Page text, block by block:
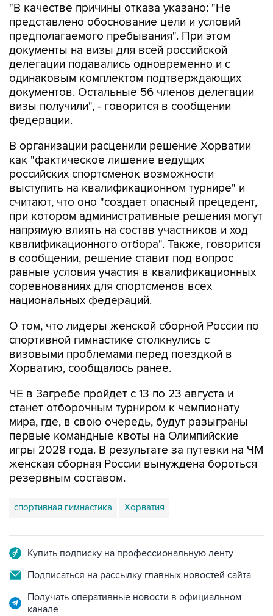
"В качестве причины отказа указано: "Не
представлено обоснование цели и условий
предполагаемого пребывания". При этом
документы на визы для всей российской
делегации подавались одновременно и с
одинаковым комплектом подтверждающих
документов. Остальные 56 членов делегации
визы получили", - говорится в сообщении
федерации.
В организации расценили решение Хорватии
как "фактическое лишение ведущих
российских спортсменок возможности
выступить на квалификационном турнире" и
считают, что оно "создает опасный прецедент,
при котором административные решения могут
напрямую влиять на состав участников и ход
квалификационного отбора". Также, говорится
в сообщении, решение ставит под вопрос
равные условия участия в квалификационных
соревнованиях для спортсменов всех
национальных федераций.
О том, что лидеры женской сборной России по
спортивной гимнастике столкнулись с
визовыми проблемами перед поездкой в
Хорватию, сообщалось ранее.
ЧЕ в Загребе пройдет с 13 по 23 августа и
станет отборочным турниром к чемпионату
мира, где, в свою очередь, будут разыграны
первые командные квоты на Олимпийские
игры 2028 года. В результате за путевки на ЧМ
женская сборная России вынуждена бороться
резервным составом.
спортивная гимнастика Хорватия
Купить подписку на профессиональную ленту
Подписаться на рассылку главных новостей сайта
Получать оперативные новости в официальном
канале